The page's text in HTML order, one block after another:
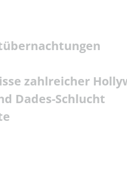
zahlreicher
Dades-Schlucht